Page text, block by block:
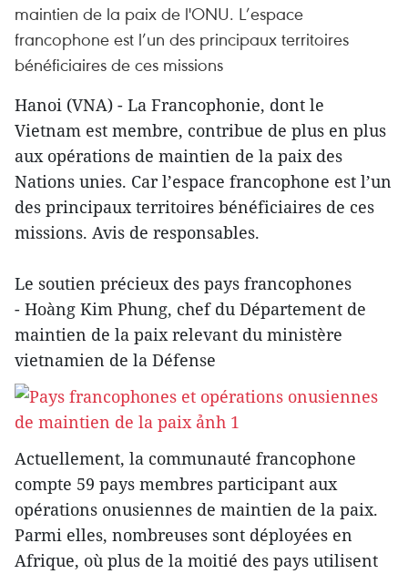
maintien de la paix de l'ONU. L’espace
francophone est l’un des principaux territoires
bénéficiaires de ces missions
Hanoi (VNA) - La Francophonie, dont le
Vietnam est membre, contribue de plus en plus
aux opérations de maintien de la paix des
Nations unies. Car l’espace francophone est l’un
des principaux territoires bénéficiaires de ces
missions. Avis de responsables.
Le soutien précieux des pays francophones
- Hoàng Kim Phung, chef du Département de
maintien de la paix relevant du ministère
vietnamien de la Défense
Actuellement, la communauté francophone
compte 59 pays membres participant aux
opérations onusiennes de maintien de la paix.
Parmi elles, nombreuses sont déployées en
Afrique, où plus de la moitié des pays utilisent